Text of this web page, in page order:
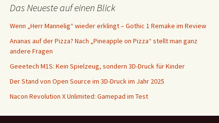
Das Neueste auf einen Blick
Wenn „Herr Mannelig“ wieder erklingt – Gothic 1 Remake im Review
Ananas auf der Pizza? Nach „Pineapple on Pizza“ stellt man ganz
andere Fragen
Geeetech M1S: Kein Spielzeug, sondern 3D-Druck für Kinder
Der Stand von Open Source im 3D-Druck im Jahr 2025
Nacon Revolution X Unlimited: Gamepad im Test